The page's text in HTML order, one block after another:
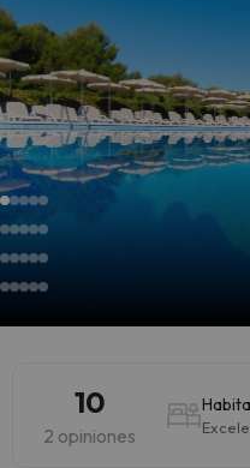
10
2 opiniones